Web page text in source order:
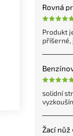
Produkt
příšerné,
solidní
Žací nůž